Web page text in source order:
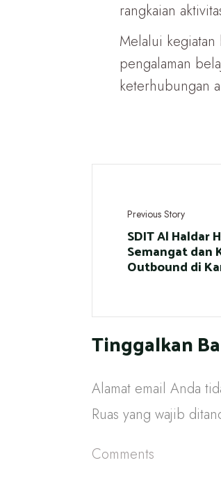
rangkaian
Melalui kegiatan
pengalaman
keterhubungan
Previous Story
SDIT Al Haldar
Semangat dan
Outbound di
Tinggalkan
Alamat email Anda
Ruas yang wajib